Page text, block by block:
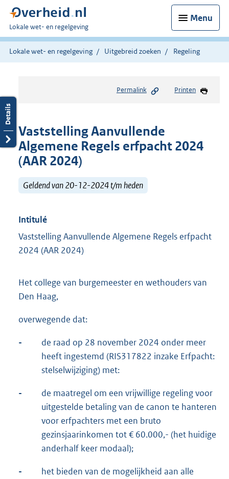
Menu
U
bent
hier:
Lokale wet- en regelgeving
Lokale wet- en regelgeving Uitgebreid zoeken Regeling
Permalink Printen
Vaststelling Aanvullende
Algemene Regels erfpacht 2024
(AAR 2024)
Geldend van 20-12-2024 t/m heden
Intitulé
Vaststelling Aanvullende Algemene Regels erfpacht
2024 (AAR 2024)
Het college van burgemeester en wethouders van
Den Haag,
overwegende dat:
-
de raad op 28 november 2024 onder meer
heeft ingestemd (RIS317822 inzake Erfpacht:
stelselwijziging) met:
-
de maatregel om een vrijwillige regeling voor
uitgestelde betaling van de canon te hanteren
voor erfpachters met een bruto
gezinsjaarinkomen tot € 60.000,- (het huidige
anderhalf keer modaal);
-
het bieden van de mogelijkheid aan alle